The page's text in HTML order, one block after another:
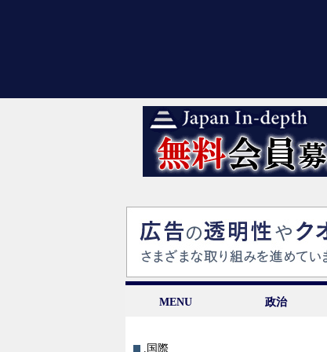
MENU 政治
.国際